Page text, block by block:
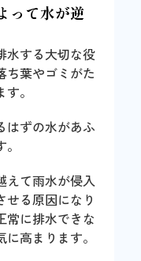
って水が逆
水する大切な役
ち葉やゴミがた
。
はずの水があふ
えて雨水が侵入
せる原因になり
常に排水できな
高まります。